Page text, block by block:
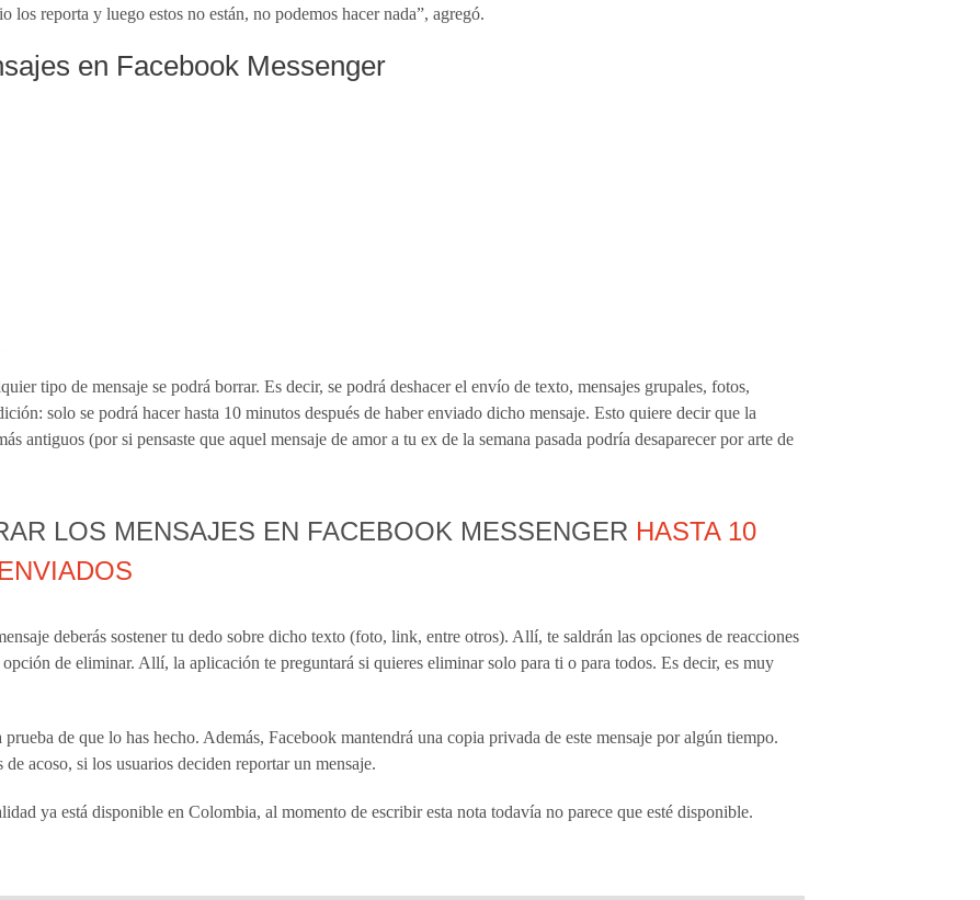
los reporta y luego estos no están, no podemos hacer nada”, agregó.
en Facebook Messenger
tipo de mensaje se podrá borrar. Es decir, se podrá deshacer el envío de texto, mensajes grupales, fotos,
solo se podrá hacer hasta 10 minutos después de haber enviado dicho mensaje. Esto quiere decir que la
antiguos (por si pensaste que aquel mensaje de amor a tu ex de la semana pasada podría desaparecer por arte de
LOS MENSAJES EN FACEBOOK MESSENGER HASTA 10
deberás sostener tu dedo sobre dicho texto (foto, link, entre otros). Allí, te saldrán las opciones de reacciones
de eliminar. Allí, la aplicación te preguntará si quieres eliminar solo para ti o para todos. Es decir, es muy
de que lo has hecho. Además, Facebook mantendrá una copia privada de este mensaje por algún tiempo.
acoso, si los usuarios deciden reportar un mensaje.
ya está disponible en Colombia, al momento de escribir esta nota todavía no parece que esté disponible.